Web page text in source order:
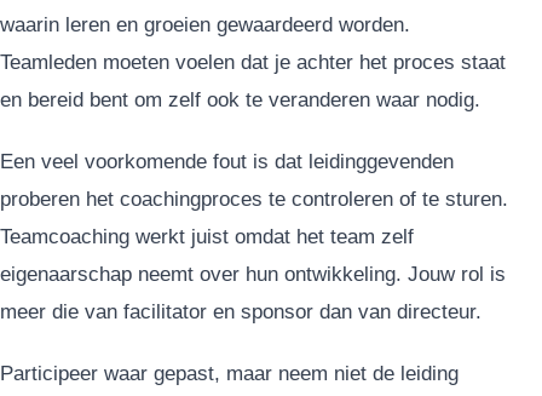
waarin leren en groeien gewaardeerd worden.
Teamleden moeten voelen dat je achter het proces staat
en bereid bent om zelf ook te veranderen waar nodig.
Een veel voorkomende fout is dat leidinggevenden
proberen het coachingproces te controleren of te sturen.
Teamcoaching werkt juist omdat het team zelf
eigenaarschap neemt over hun ontwikkeling. Jouw rol is
meer die van facilitator en sponsor dan van directeur.
Participeer waar gepast, maar neem niet de leiding